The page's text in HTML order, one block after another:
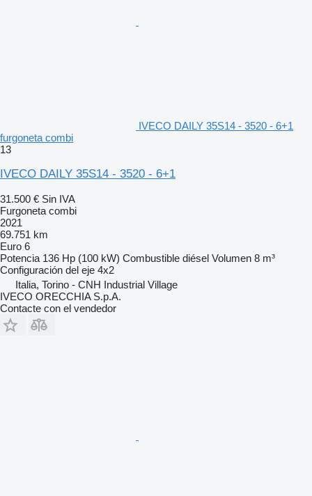
IVECO DAILY 35S14 - 3520 - 6+1
furgoneta combi
13
IVECO DAILY 35S14 - 3520 - 6+1
31.500 € Sin IVA
Furgoneta combi
2021
69.751 km
Euro 6
Potencia 136 Hp (100 kW) Combustible diésel Volumen 8 m³
Configuración del eje 4x2
Italia, Torino - CNH Industrial Village
IVECO ORECCHIA S.p.A.
Contacte con el vendedor